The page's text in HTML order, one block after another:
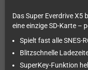
Das Super Everdrive X5
eine einzige SD-Karte –
Spielt fast alle SNES-
Blitzschnelle
SuperKey-Funktion